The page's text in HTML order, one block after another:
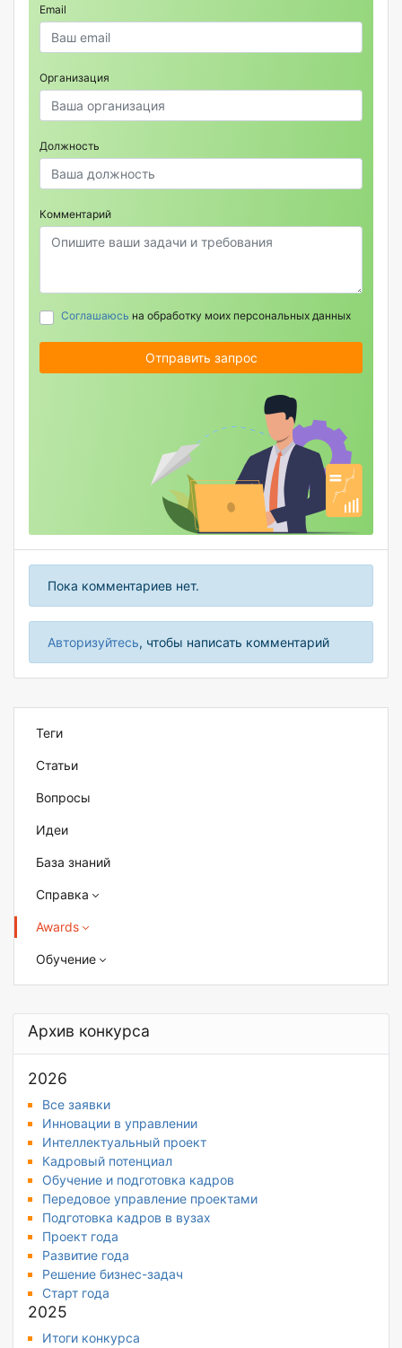
Email
Организация
Должность
Комментарий
Соглашаюсь на обработку моих персональных данных
Отправить запрос
Пока комментариев нет.
Авторизуйтесь, чтобы написать комментарий
Теги
Статьи
Вопросы
Идеи
База знаний
Справка
Awards
Обучение
Архив конкурса
2026
Все заявки
Инновации в управлении
Интеллектуальный проект
Кадровый потенциал
Обучение и подготовка кадров
Передовое управление проектами
Подготовка кадров в вузах
Проект года
Развитие года
Решение бизнес-задач
Старт года
2025
Итоги конкурса